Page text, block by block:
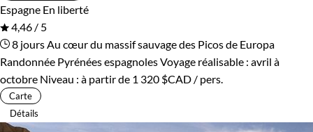
Espagne En liberté
4,46 / 5
8 jours Au cœur du massif sauvage des Picos de Europa
Randonnée Pyrénées espagnolesVoyage réalisable : avril à
octobre Niveau : à partir de 1 320 $CAD / pers.
Carte
Détails